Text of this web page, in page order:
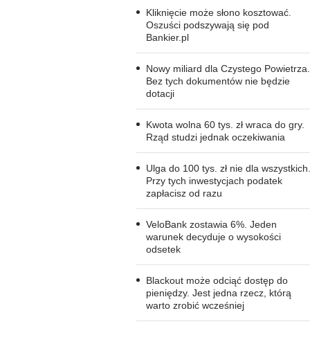
Kliknięcie może słono kosztować.
Oszuści podszywają się pod
Bankier.pl
Nowy miliard dla Czystego Powietrza.
Bez tych dokumentów nie będzie
dotacji
Kwota wolna 60 tys. zł wraca do gry.
Rząd studzi jednak oczekiwania
Ulga do 100 tys. zł nie dla wszystkich.
Przy tych inwestycjach podatek
zapłacisz od razu
VeloBank zostawia 6%. Jeden
warunek decyduje o wysokości
odsetek
Blackout może odciąć dostęp do
pieniędzy. Jest jedna rzecz, którą
warto zrobić wcześniej